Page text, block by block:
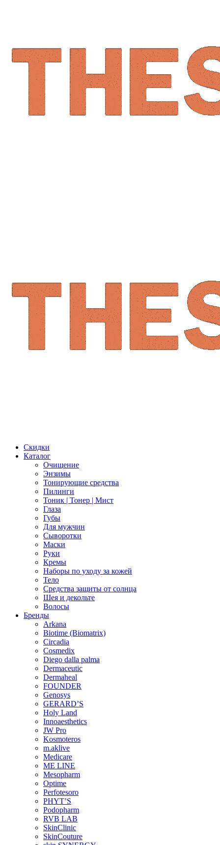
Скидки
Каталог
Очищение
Энзимы
Тонирующие средства
Пилинги
Тоник | Тонер | Мист
Глаза
Губы
Для мужчин
Сыворотки
Маски
Руки
Кремы
Наборы по уходу за кожей
Тело
Средства защиты от солнца
Шея и декольте
Волосы
Бренды
Arkana
Biotime (Biomatrix)
Circadia
Cosmedix
Diego dalla palma
Dermaceutic
Dermaheal
FOUNDER
Genosys
GERARD’S
Holy Land
Innoaesthetics
JW Pro
Kosmoteros
m.aklive
Medicare
ME LINE
Mesopharm
Optime
Perfotesoro
PHYT’S
Podopharm
RVB LAB
SkinClinic
SkinCouture